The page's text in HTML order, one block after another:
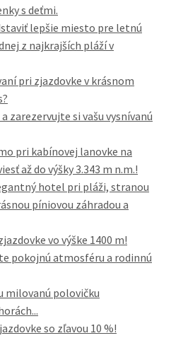
s deťmi.
lepšie miesto pre letnú
z najkrajších pláží v
pri zjazdovke v krásnom
zarezervujte si vašu vysnívanú
pri kabínovej lanovke na
až do výšky 3.343 m n.m.!
hotel pri pláži, stranou
píniovou záhradou a
vo výške 1400 m!
pokojnú atmosféru a rodinnú
milovanú polovičku
so zľavou 10 %!